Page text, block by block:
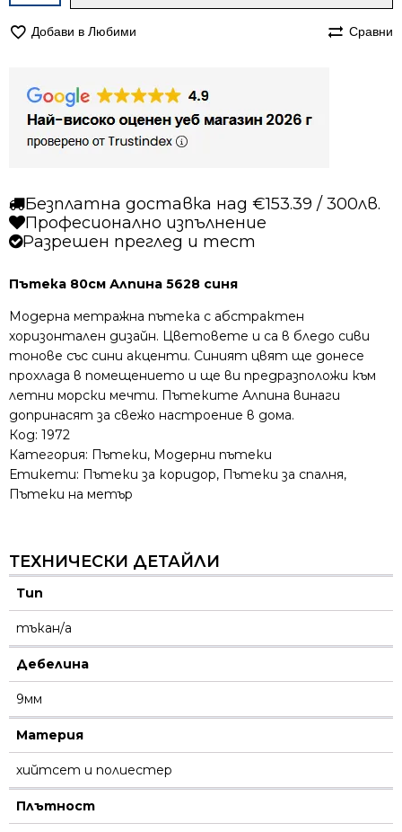
80см
синя
Добави в Любими Сравни
Безплатна доставка над €153.39 / 300лв.
Професионално изпълнение
Разрешен преглед и тест
Пътека 80см Алпина 5628 синя
Модерна метражна пътека с абстрактен
хоризонтален дизайн. Цветовете и са в бледо сиви
тонове със сини акценти. Синият цвят ще донесе
прохлада в помещението и ще ви предразположи към
летни морски мечти. Пътеките Алпина винаги
допринасят за свежо настроение в дома.
Код: 1972
Категория: Пътеки, Модерни пътеки
Етикети: Пътеки за коридор, Пътеки за спалня,
Пътеки на метър
ТЕХНИЧЕСКИ ДЕТАЙЛИ
Тип
тъкан/а
Дебелина
9мм
Материя
хийтсет и полиестeр
Плътност